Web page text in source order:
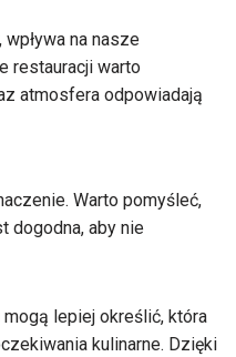
na nasze
restauracji warto
atmosfera odpowiadają
Warto pomyśleć,
dogodna, aby nie
lepiej określić, która
kulinarne. Dzięki